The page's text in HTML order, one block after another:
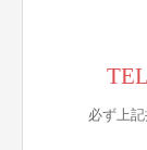
必ず上